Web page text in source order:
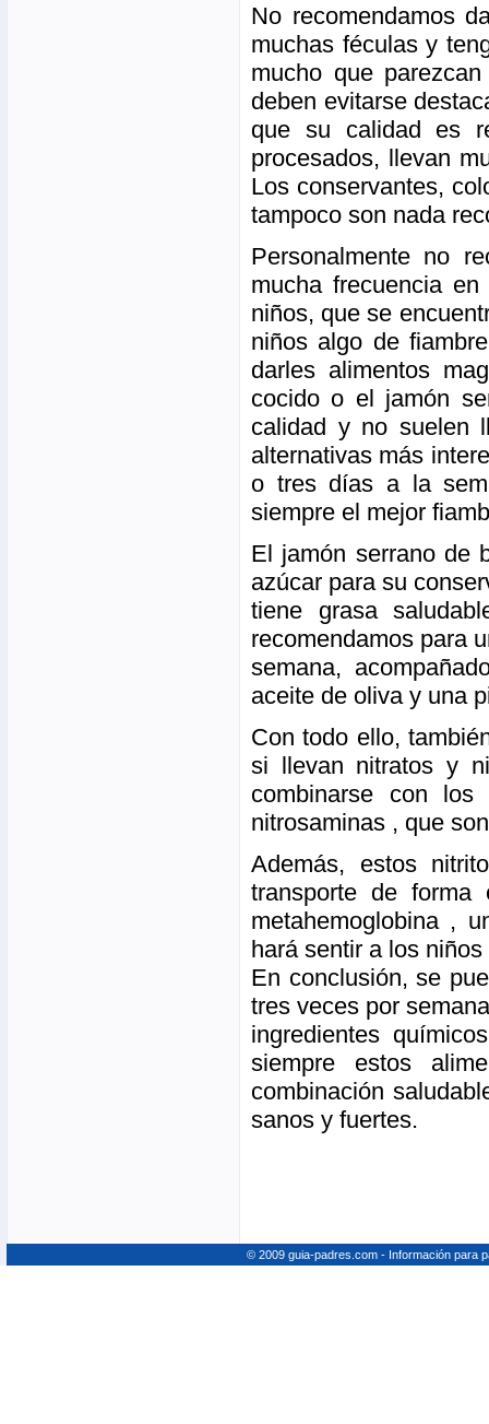
No recomendamos
muchas féculas y
mucho que
deben evitarse
que su calidad es
procesados, llevan
Los conservantes,
tampoco son nada
Personalmente no
mucha frecuencia
niños, que se
niños algo de
darles alimentos
cocido o el jamón
calidad y no suelen
alternativas más
o tres días a la
siempre el mejor
El jamón serrano de
azúcar para su
tiene grasa
recomendamos para
semana,
aceite de oliva y una
Con todo ello,
si llevan nitratos y
combinarse con
nitrosaminas , que
Además, estos
transporte de
metahemoglobina ,
hará sentir a los
En conclusión, se
tres veces por
ingredientes
siempre estos
combinación
sanos y fuertes.
© 2009 guia-padres.com - Información para